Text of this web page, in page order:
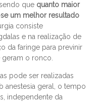
que quanto maior
um melhor resultado
consiste
e na realização de
da faringe para previnir
geram o ronco.
pode ser realizadas
anestesia geral, o tempo
independente da